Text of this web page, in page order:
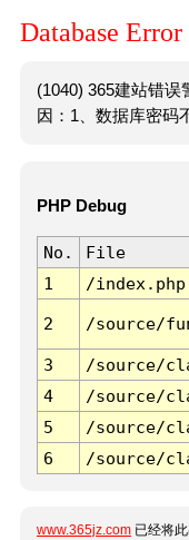
Database Error
(1040) 365建站错
因：1、数据库密码
PHP Debug
No. File
1
/index.php
2 /source/
3 /source/
4
/source/
5
/source/
6
/source/
www.365jz.com 已经将